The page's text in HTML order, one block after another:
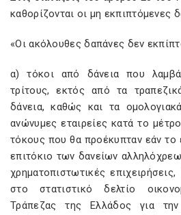
καθορίζονται οι μη εκπιπτόμενες
«Οι ακόλουθες δαπάνες δεν
α) τόκοι από δάνεια που
τρίτους, εκτός από τα
δάνεια, καθώς και τα
ανώνυμες εταιρείες κατά το
τόκους που θα προέκυπταν εάν το
επιτόκιο των δανείων
χρηματοπιστωτικές
στο στατιστικό δελτίο
Τράπεζας της Ελλάδος για την